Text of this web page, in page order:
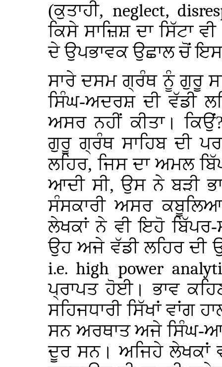
(ਕੁਤਾਹੀ, neglect,
ਕਿਸੇ ਸਾਜ਼ਿਸ਼ ਦਾ ਸਿੱਟਾ
ਦੇ ਉਪਭਾਵਕ ਉਛਾਲ ਚੋਂ
ਸਾਰੇ ਦਸਮ ਗ੍ਰੰਥ ਨੂੰ ਗੁਰੂ
ਸਿੰਘ-ਅਦਰਸ਼ ਦੀ ਵੱਡੀ
ਅਸਰ ਨਹੀਂ ਕੀਤਾ।
ਗੁਰੂ ਗ੍ਰੰਥ ਸਾਹਿਬ ਦੀ
ਲਹਿਰ, ਜਿਸ ਦਾ ਅਮਲ
ਆਦੀ ਸੀ, ਉਸ ਨੇ ਬੜੀ
ਸੰਸਕਾਰੀ ਅਸਰ
ਲੇਖਕਾਂ ਨੇ ਵੀ ਇਹੋ
ਉਹ ਅਜੇ ਵੱਡੀ ਲਹਿਰ ਦੀ
i.e. high power
ਪ੍ਰਾਪਤ ਹੋਈ। ਭਾਵ
ਸਹਿਜਧਾਰੀ ਸਿੱਖਾਂ ਵਾਂਗ
ਸਨ ਅਰਥਾਤ ਅਜੇ ਸਿੰਘ-
ਦੂਰ ਸਨ। ਅਜਿਹੇ ਲੇਖਕਾਂ